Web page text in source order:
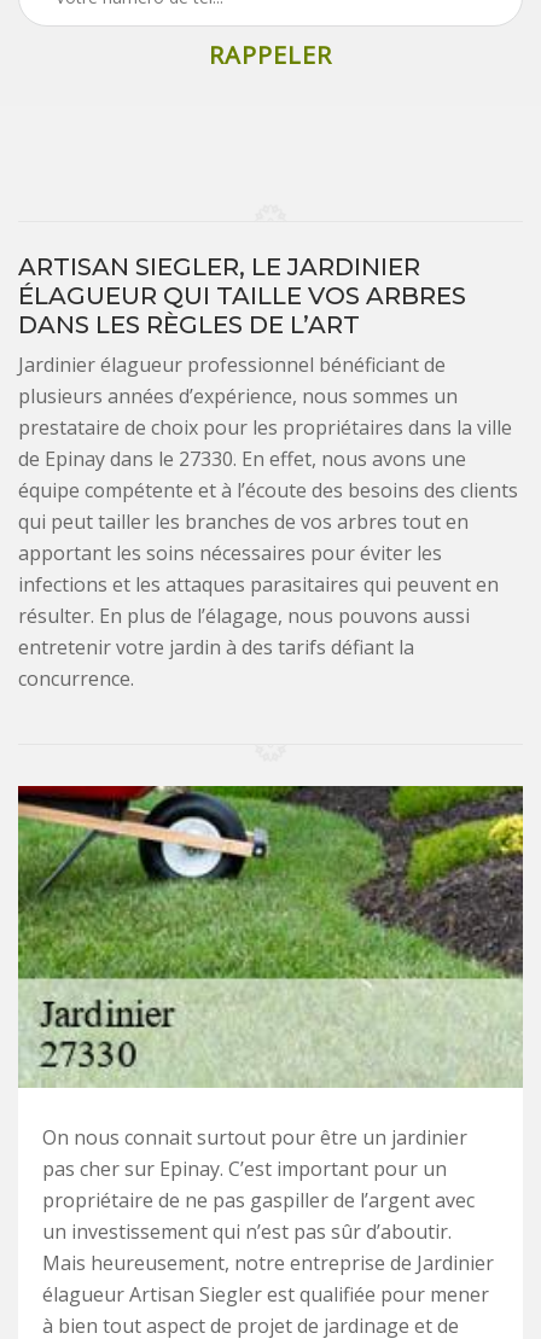
ARTISAN SIEGLER, LE JARDINIER
ÉLAGUEUR QUI TAILLE VOS ARBRES
DANS LES RÈGLES DE L’ART
Jardinier élagueur professionnel bénéficiant de
plusieurs années d’expérience, nous sommes un
prestataire de choix pour les propriétaires dans la ville
de Epinay dans le 27330. En effet, nous avons une
équipe compétente et à l’écoute des besoins des clients
qui peut tailler les branches de vos arbres tout en
apportant les soins nécessaires pour éviter les
infections et les attaques parasitaires qui peuvent en
résulter. En plus de l’élagage, nous pouvons aussi
entretenir votre jardin à des tarifs défiant la
concurrence.
On nous connait surtout pour être un jardinier
pas cher sur Epinay. C’est important pour un
propriétaire de ne pas gaspiller de l’argent avec
un investissement qui n’est pas sûr d’aboutir.
Mais heureusement, notre entreprise de Jardinier
élagueur Artisan Siegler est qualifiée pour mener
à bien tout aspect de projet de jardinage et de